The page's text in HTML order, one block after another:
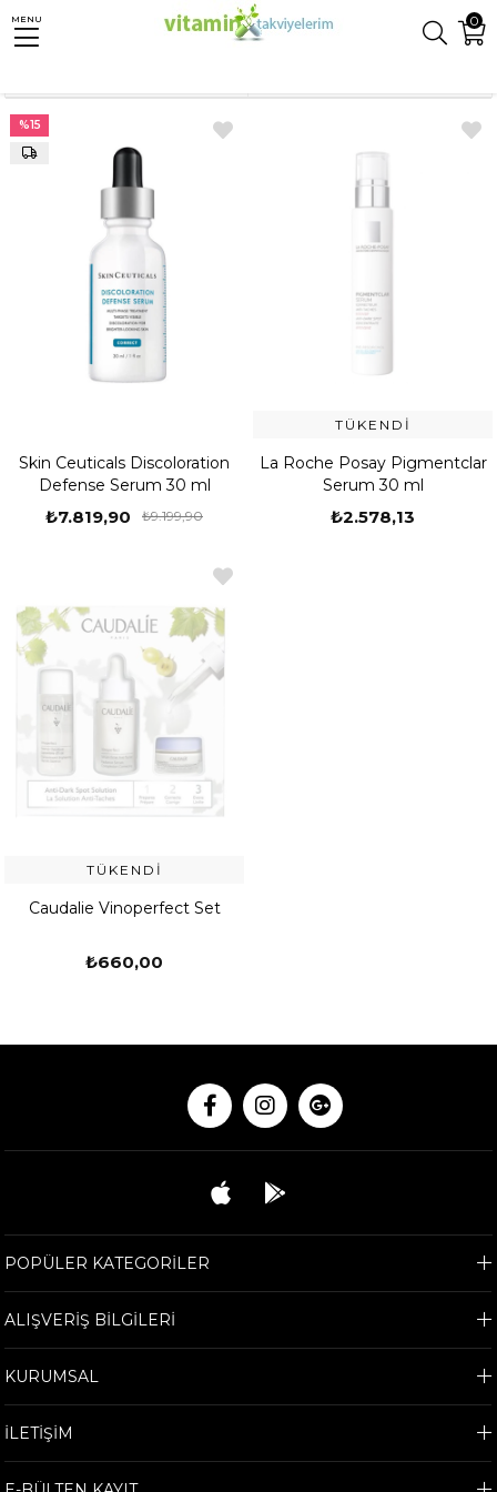
0
MENU
Anasayfa Lekeli Cilt Ürünleri Lekeli Cilt Tedavi
Skin Ceuticals Discoloration
Defense Serum 30 ml
₺7.819,90 ₺9.199,90
%15
TÜKENDI
La Roche Posay Pigmentclar
Serum 30 ml
₺2.578,13
TÜKENDI
Caudalie Vinoperfect Set
₺660,00
POPÜLER KATEGORİLER
ALIŞVERİŞ BİLGİLERİ
KURUMSAL
İLETİŞİM